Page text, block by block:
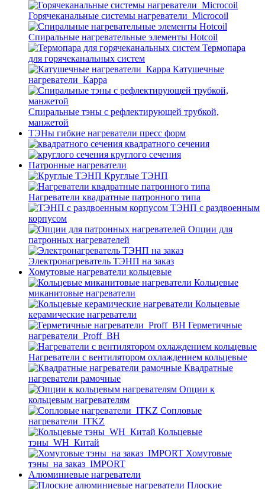
Горячеканальные системы нагреватели_Microcoil
Спиральные нагревательные элементы Hotcoil
Термопара
для горячеканальных систем
Катушечные
нагреватели_Карра
Спиральные тэны с рефлектирующей трубкой,
манжетой
ТЭНы гибкие нагреватели пресс форм
квадратного сечения
круглого сечения
Патронные нагреватели
Круглые ТЭНП
Нагреватели квадратные патронного типа
ТЭНП с раздвоенным
корпусом
Опции для
патронных нагревателей
Электронагреватель ТЭНП на заказ
Хомутовые нагреватели кольцевые
Кольцевые
миканитовые нагреватели
Кольцевые
керамические нагреватели
Герметичные
нагреватели_Proff_BH
Нагреватели с вентилятором охлаждением кольцевые
Квадратные
нагреватели рамочные
Опции к
кольцевым нагревателям
Cопловые
нагреватели_ITKZ
Кольцевые
тэны_WH_Китай
Хомутовые
тэны_на заказ_IMPORT
Алюминиевые нагреватели
Плоские